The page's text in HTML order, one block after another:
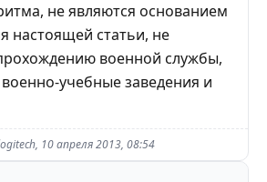
не являются основанием
настоящей статьи, не
военной службы,
учебные заведения и
, 10 апреля 2013, 08:54